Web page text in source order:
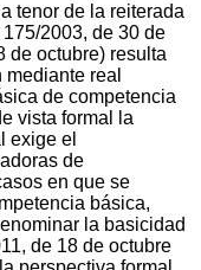
tenor de la reiterada
2003, de 30 de
de octubre) resulta
real
de competencia
vista formal la
exige el
de
en que se
básica,
la basicidad
de 18 de octubre